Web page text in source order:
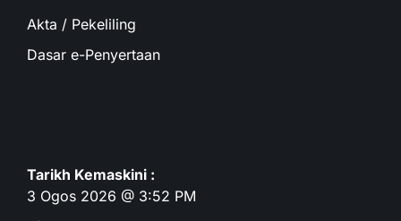
Akta / Pekeliling
Dasar e-Penyertaan
Tarikh Kemaskini :
3 Ogos 2026 @ 3:52 PM